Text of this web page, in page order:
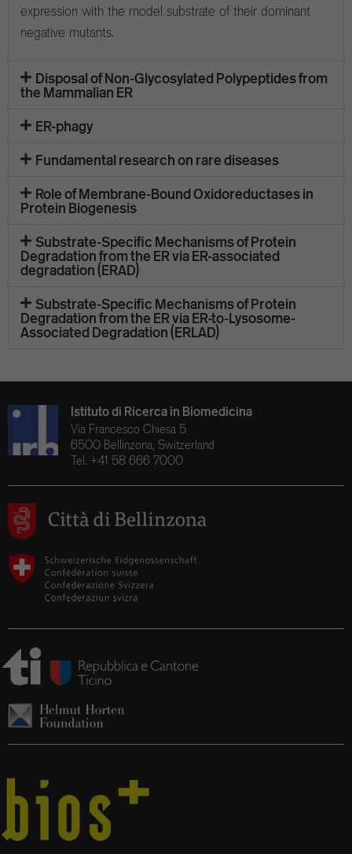
expression with the model substrate of their dominant
negative mutants.
Disposal of Non-Glycosylated Polypeptides from
the Mammalian ER
ER-phagy
Fundamental research on rare diseases
Role of Membrane-Bound Oxidoreductases in
Protein Biogenesis
Substrate-Specific Mechanisms of Protein
Degradation from the ER via ER-associated
degradation (ERAD)
Substrate-Specific Mechanisms of Protein
Degradation from the ER via ER-to-Lysosome-
Associated Degradation (ERLAD)
Istituto di Ricerca in Biomedicina
Via Francesco Chiesa 5
6500 Bellinzona, Switzerland
Tel. +41 58 666 7000